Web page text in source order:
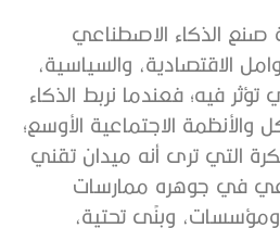
صنع الذكاء الاصطناعي
الاقتصادية، والسياسية،
تؤثر فيه؛ فعندما نربط الذكاء
والأنظمة الاجتماعية الأوسع؛
التي ترى أنه ميدان تقني
في جوهره ممارسات
ومؤسسات، وبنًى تحتية،